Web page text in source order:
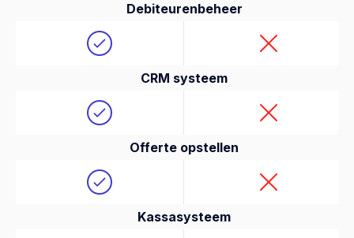
Debiteurenbeheer
CRM systeem
Offerte opstellen
Kassasysteem